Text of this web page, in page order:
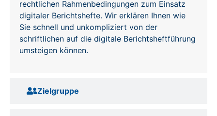
Zielgruppe
rechtlichen Rahmenbedingungen zum Einsatz
digitaler Berichtshefte. Wir erklären Ihnen wie
Sie schnell und unkompliziert von der
schriftlichen auf die digitale Berichtsheftführung
umsteigen können.